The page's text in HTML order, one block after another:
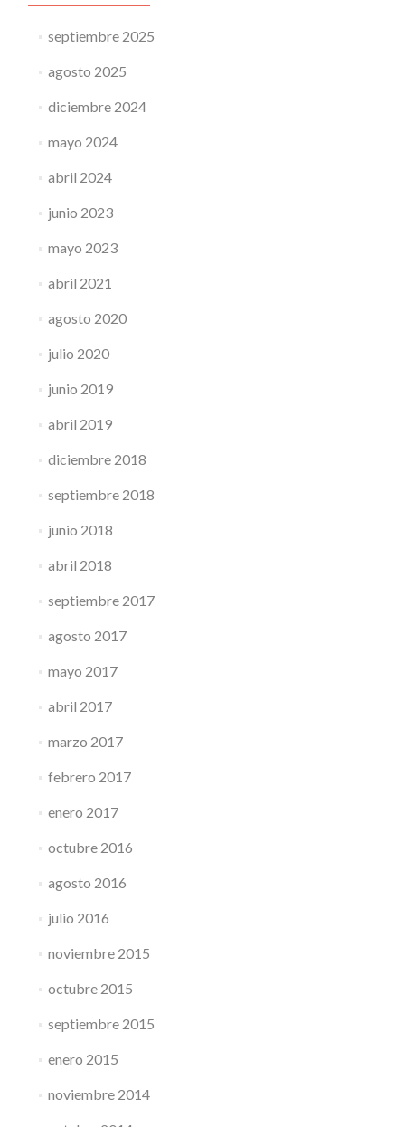
septiembre 2025
agosto 2025
diciembre 2024
mayo 2024
abril 2024
junio 2023
mayo 2023
abril 2021
agosto 2020
julio 2020
junio 2019
abril 2019
diciembre 2018
septiembre 2018
junio 2018
abril 2018
septiembre 2017
agosto 2017
mayo 2017
abril 2017
marzo 2017
febrero 2017
enero 2017
octubre 2016
agosto 2016
julio 2016
noviembre 2015
octubre 2015
septiembre 2015
enero 2015
noviembre 2014